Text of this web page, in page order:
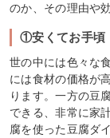
のか、その理由や
①安くてお手頃
世の中には色々な
には食材の価格が
ります。一方の豆
できる、非常に家
腐を使った豆腐ダ